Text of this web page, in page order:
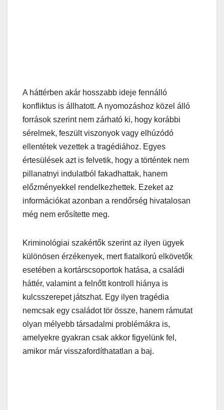
A háttérben akár hosszabb ideje fennálló
konfliktus is állhatott. A nyomozáshoz közel álló
források szerint nem zárható ki, hogy korábbi
sérelmek, feszült viszonyok vagy elhúzódó
ellentétek vezettek a tragédiához. Egyes
értesülések azt is felvetik, hogy a történtek nem
pillanatnyi indulatból fakadhattak, hanem
előzményekkel rendelkezhettek. Ezeket az
információkat azonban a rendőrség hivatalosan
még nem erősítette meg.
Kriminológiai szakértők szerint az ilyen ügyek
különösen érzékenyek, mert fiatalkorú elkövetők
esetében a kortárscsoportok hatása, a családi
háttér, valamint a felnőtt kontroll hiánya is
kulcsszerepet játszhat. Egy ilyen tragédia
nemcsak egy családot tör össze, hanem rámutat
olyan mélyebb társadalmi problémákra is,
amelyekre gyakran csak akkor figyelünk fel,
amikor már visszafordíthatatlan a baj.